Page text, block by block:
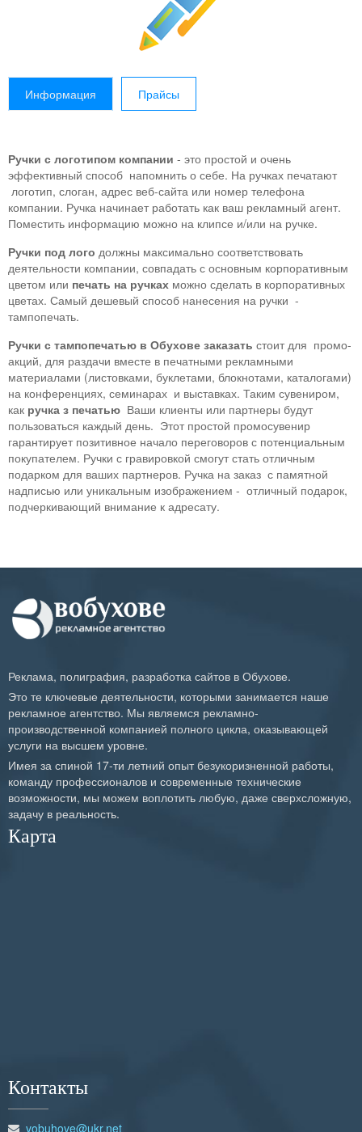
Информация Прайсы
Ручки с логотипом компании - это простой и очень
эффективный способ напомнить о себе. На ручках печатают
логотип, слоган, адрес веб-сайта или номер телефона
компании. Ручка начинает работать как ваш рекламный агент.
Поместить информацию можно на клипсе и/или на ручке.
Ручки под лого должны максимально соответствовать
деятельности компании, совпадать с основным корпоративным
цветом или печать на ручках можно сделать в корпоративных
цветах. Самый дешевый способ нанесения на ручки -
тампопечать.
Ручки с тампопечатью в Обухове заказать стоит для промо-
акций, для раздачи вместе в печатными рекламными
материалами (листовками, буклетами, блокнотами, каталогами)
на конференциях, семинарах и выставках. Таким сувениром,
как ручка з печатью Ваши клиенты или партнеры будут
пользоваться каждый день. Этот простой промосувенир
гарантирует позитивное начало переговоров с потенциальным
покупателем. Ручки с гравировкой смогут стать отличным
подарком для ваших партнеров. Ручка на заказ с памятной
надписью или уникальным изображением - отличный подарок,
подчеркивающий внимание к адресату.
Реклама, полиграфия, разработка сайтов в Обухове.
Это те ключевые деятельности, которыми занимается наше
рекламное агентство. Мы являемся рекламно-
производственной компанией полного цикла, оказывающей
услуги на высшем уровне.
Имея за спиной 17-ти летний опыт безукоризненной работы,
команду профессионалов и современные технические
возможности, мы можем воплотить любую, даже сверхсложную,
задачу в реальность.
Карта
Контакты
vobuhove@ukr.net